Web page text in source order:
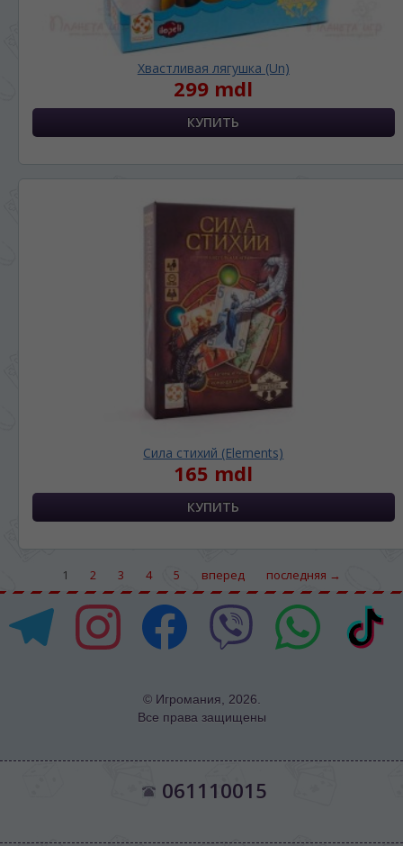
Хвастливая лягушка (Un)
299 mdl
Сила стихий (Elements)
165 mdl
1 2 3 4 5 вперед последняя →
© Игромания, 2026.
Все права защищены
061110015